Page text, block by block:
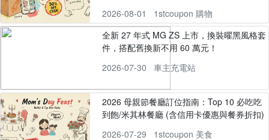
2026-08-01
1stcoupon 購物
全新 27 年式 MG ZS 上市，換裝曜黑風格套
件，搭配舊換新不用 60 萬元！
2026-07-30
車主充電站
2026 母親節餐廳訂位指南：Top 10 必吃吃
到飽/米其林餐廳 (含信用卡優惠與餐券折扣)
2026-07-29
1stcoupon 美食